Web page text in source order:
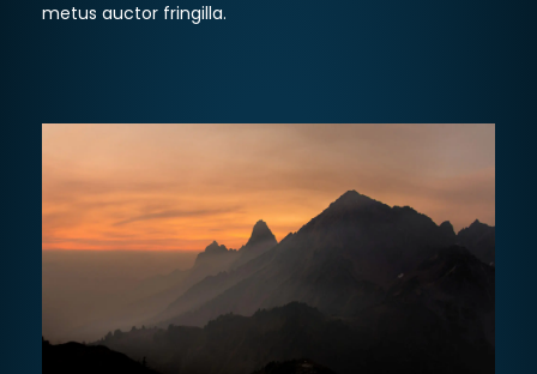
metus auctor fringilla.